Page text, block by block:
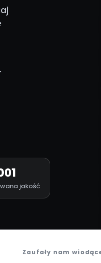
jakość
Zaufały nam